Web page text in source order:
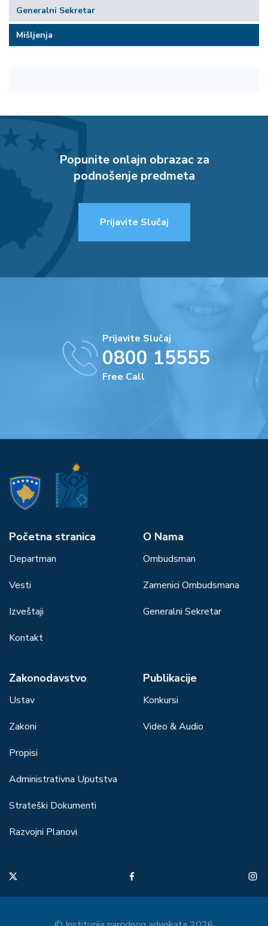
Generalni Sekretar
Mišljenja
Popunite onlajn obrazac za
podnošenje predmeta
Prijavite Slučaj
Prijavite Slučaj
0800 15555
Free Call
Početna stranica
Departman
Vesti
Izveštaji
Kontakt
О Nama
Ombudsman
Zamenici Ombudsmana
Generalni Sekretar
Zakonodavstvo
Ustav
Zakoni
Propisi
Administrativna Uputstva
Strateški Dokumenti
Razvojni Planovi
Publikacije
Konkursi
Video & Audio